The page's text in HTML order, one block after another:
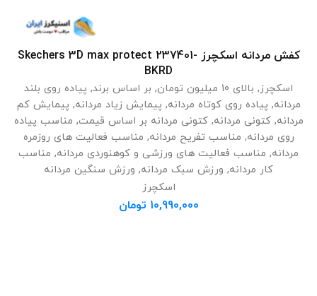
انتخاب گزینه ها
کفش مردانه اسکچرز Skechers 3D max protect 237401-
BKRD
اسکچرز, بالای 10 میلیون تومان , بر اساس برند, پیاده روی بلند
مردانه, پیاده روی کوتاه مردانه, پیمایش زیاد مردانه, پیمایش کم
مردانه,کتونی مردانه,کتونی مردانه بر اساس قیمت, مناسب پیاده
روی مردانه, مناسب تفریح مردانه, مناسب فعالیت های روزمره
مردانه, مناسب فعالیت های ورزشی و کوهنوردی مردانه, مناسب
کار مردانه, ورزش سبک مردانه, ورزش سنگین مردانه
اسکچرز
10,990,000 تومان